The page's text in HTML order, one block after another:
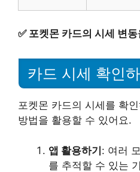
✅ 포켓몬 카드의 시세 변
카드 시세 확인
포켓몬 카드의 시세를 확
방법을 활용할 수 있어요.
앱 활용하기: 여러
를 추적할 수 있는